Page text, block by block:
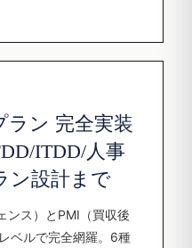
ラン 完全実装
ITDD/人事
ン設計まで
ンス）とPMI（買収後
ベルで完全網羅。6種